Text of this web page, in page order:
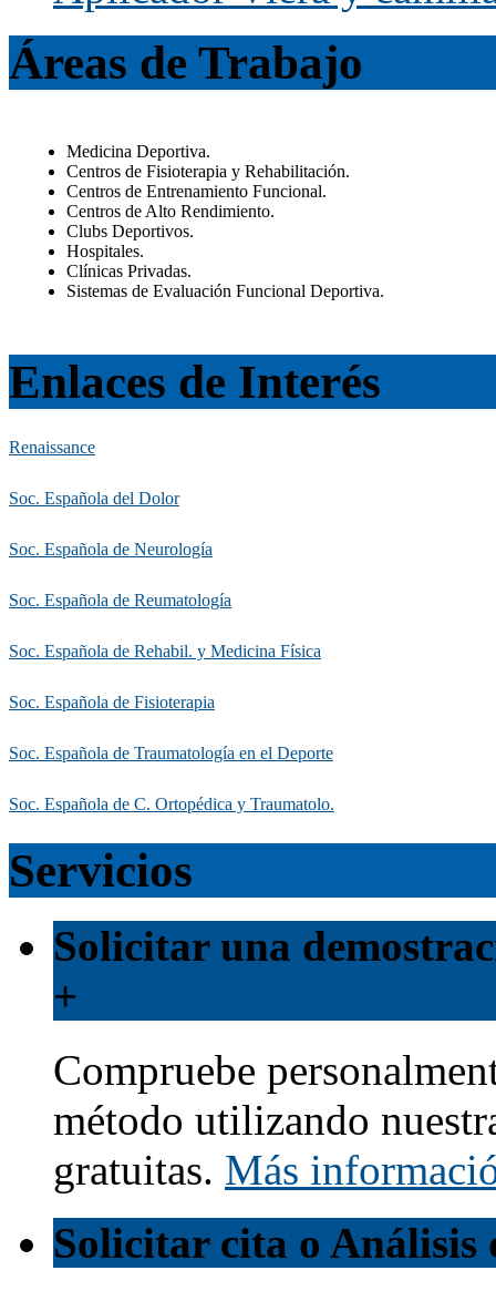
Áreas de Trabajo
Medicina Deportiva.
Centros de Fisioterapia y Rehabilitación.
Centros de Entrenamiento Funcional.
Centros de Alto Rendimiento.
Clubs Deportivos.
Hospitales.
Clínicas Privadas.
Sistemas de Evaluación Funcional Deportiva.
Enlaces de Interés
Renaissance
Soc. Española del Dolor
Soc. Española de Neurología
Soc. Española de Reumatología
Soc. Española de Rehabil. y Medicina Física
Soc. Española de Fisioterapia
Soc. Española de Traumatología en el Deporte
Soc. Española de C. Ortopédica y Traumatolo.
Servicios
Solicitar una
+
Compruebe
método utilizando
gratuitas. Más
Solicitar cita o Análisis